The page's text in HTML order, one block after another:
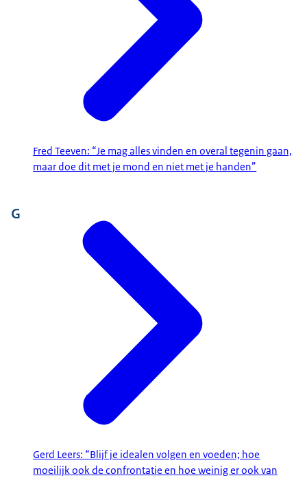
Fred Teeven: “Je mag alles vinden en overal tegenin gaan,
maar doe dit met je mond en niet met je handen”
G
Gerd Leers: “Blijf je idealen volgen en voeden; hoe
moeilijk ook de confrontatie en hoe weinig er ook van